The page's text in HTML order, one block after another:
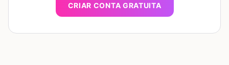
CRIAR CONTA GRATUITA